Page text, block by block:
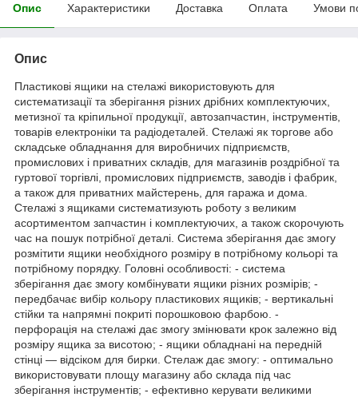
Опис Характеристики Доставка Оплата Умови
Опис
Пластикові ящики на стелажі використовують для
систематизації та зберігання різних дрібних комплектуючих,
метизної та кріпильної продукції, автозапчастин, інструментів,
товарів електроніки та радіодеталей. Стелажі як торгове або
складське обладнання для виробничих підприємств,
промислових і приватних складів, для магазинів роздрібної та
гуртової торгівлі, промислових підприємств, заводів і фабрик,
а також для приватних майстерень, для гаража и дома.
Стелажі з ящиками систематизують роботу з великим
асортиментом запчастин і комплектуючих, а також скорочують
час на пошук потрібної деталі. Система зберігання дає змогу
розмітити ящики необхідного розміру в потрібному кольорі та
потрібному порядку. Головні особливості: - система
зберігання дає змогу комбінувати ящики різних розмірів; -
передбачає вибір кольору пластикових ящиків; - вертикальні
стійки та напрямні покриті порошковою фарбою. -
перфорація на стелажі дає змогу змінювати крок залежно від
розміру ящика за висотою; - ящики обладнані на передній
стінці — відсіком для бирки. Стелаж дає змогу: - оптимально
використовувати площу магазину або склада під час
зберігання інструментів; - ефективно керувати великими